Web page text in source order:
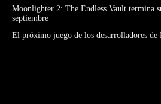
Moonlighter 2: The Endless Vault termina
septiembre
El próximo juego de los desarrolladores